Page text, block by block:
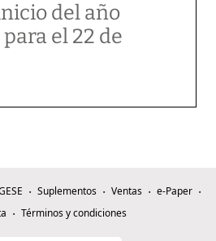
del año
el 22 de
Suplementos Ventas
e-Paper
Términos y condiciones